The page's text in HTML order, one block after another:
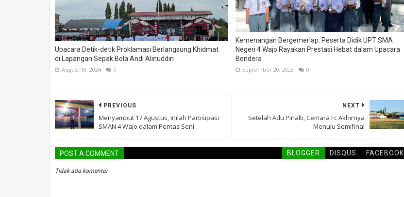
Upacara Detik-detik Proklamasi Berlangsung Khidmat
di Lapangan Sepak Bola Andi Alinuddin
August 18, 2024 0
Kemenangan Bergemerlap: Peserta Didik UPT SMA
Negeri 4 Wajo Rayakan Prestasi Hebat dalam Upacara
Bendera
September 20, 2023 0
NEXT
Setelah Adu Pinalti, Cemara Fc Akhirnya
Menuju Semifinal
PREVIOUS
Menyambut 17 Agustus, Inilah Partisipasi
SMAN 4 Wajo dalam Pentas Seni
POST A COMMENT BLOGGER DISQUS FACEBOOK
Tidak ada komentar